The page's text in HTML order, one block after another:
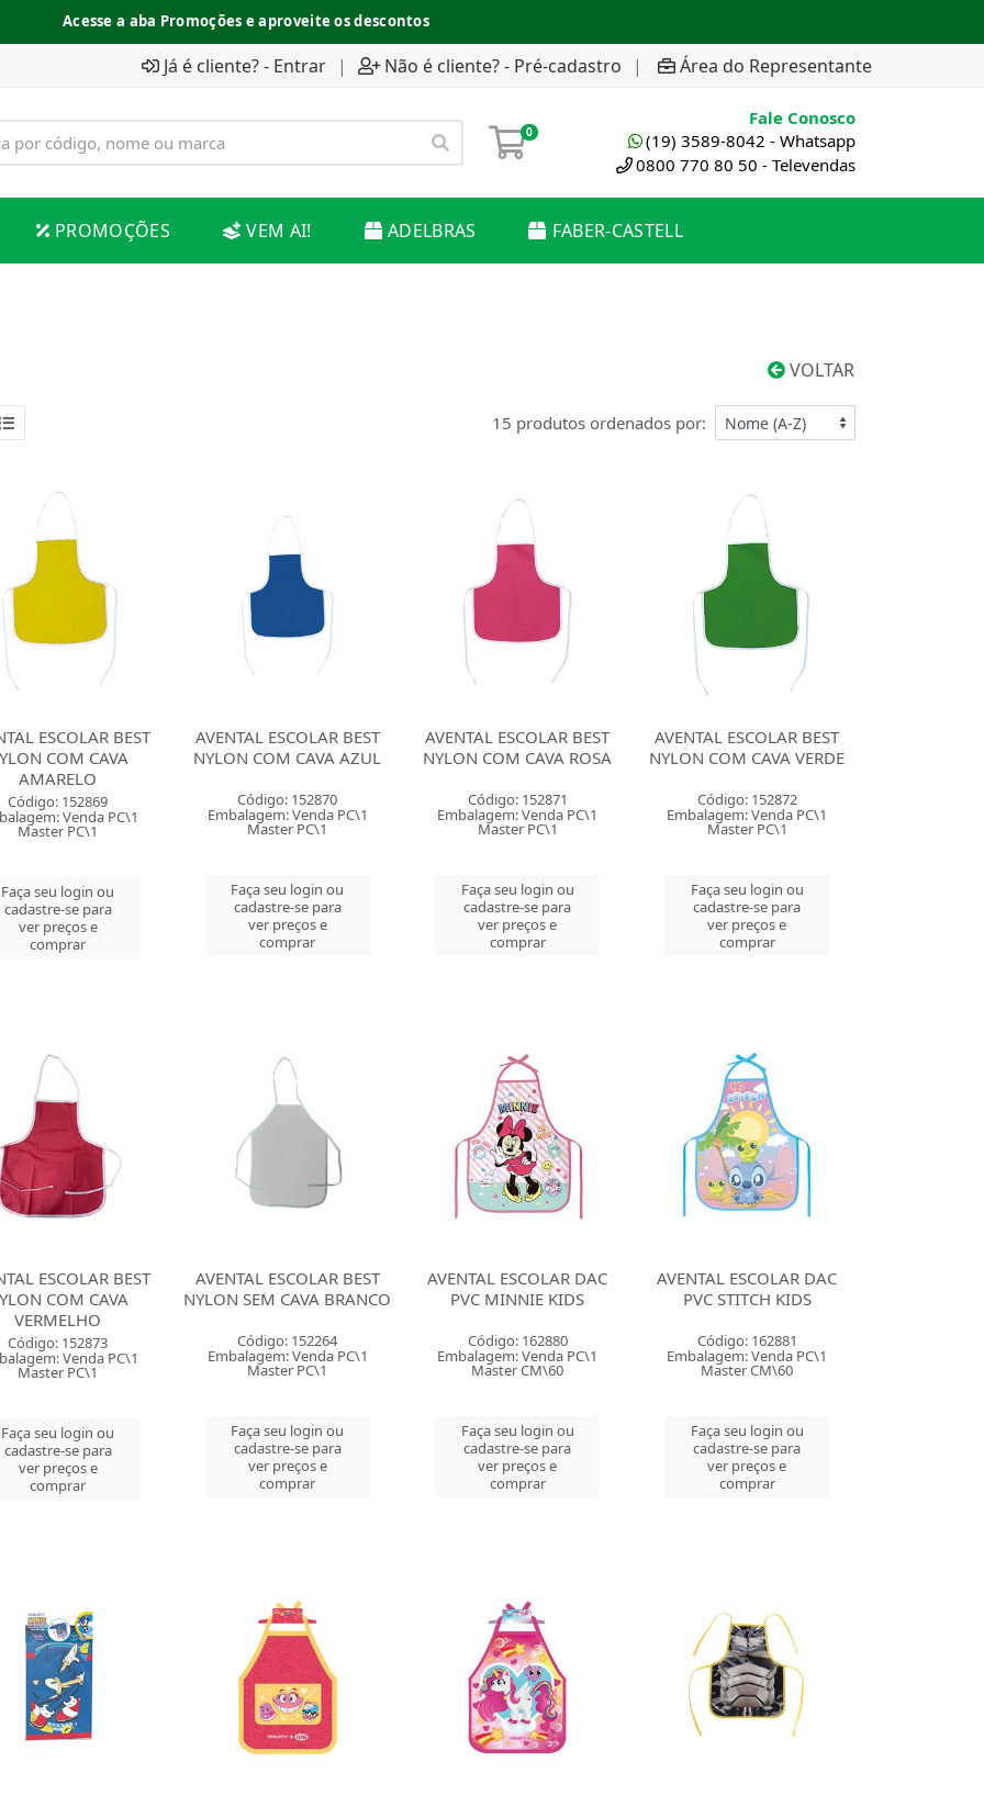
Acesse a aba Promoções e aproveite os descontos
Já é cliente? - Entrar | Não é cliente? - Pré-cadastro | Área do Representante
0
Fale Conosco
(19) 3589-8042 - Whatsapp
0800 770 80 50 - Televendas
PROMOÇÕES VEM AI! ADELBRAS FABER-CASTELL
VOLTAR
15 produtos ordenados por:
ESCOLAR BEST
COM CAVA
AMARELO
Código: 152869
Venda PC\1
Master PC\1
Faça seu login ou
cadastre-se para
ver preços e
comprar
AVENTAL ESCOLAR BEST
NYLON COM CAVA AZUL
Código: 152870
Embalagem: Venda PC\1
Master PC\1
Faça seu login ou
cadastre-se para
ver preços e
comprar
AVENTAL ESCOLAR BEST
NYLON COM CAVA ROSA
Código: 152871
Embalagem: Venda PC\1
Master PC\1
Faça seu login ou
cadastre-se para
ver preços e
comprar
AVENTAL ESCOLAR BEST
NYLON COM CAVA VERDE
Código: 152872
Embalagem: Venda PC\1
Master PC\1
Faça seu login ou
cadastre-se para
ver preços e
comprar
ESCOLAR BEST
COM CAVA
VERMELHO
Código: 152873
Venda PC\1
Master PC\1
Faça seu login ou
cadastre-se para
ver preços e
comprar
AVENTAL ESCOLAR BEST
NYLON SEM CAVA BRANCO
Código: 152264
Embalagem: Venda PC\1
Master PC\1
Faça seu login ou
cadastre-se para
ver preços e
comprar
AVENTAL ESCOLAR DAC
PVC MINNIE KIDS
Código: 162880
Embalagem: Venda PC\1
Master CM\60
Faça seu login ou
cadastre-se para
ver preços e
comprar
AVENTAL ESCOLAR DAC
PVC STITCH KIDS
Código: 162881
Embalagem: Venda PC\1
Master CM\60
Faça seu login ou
cadastre-se para
ver preços e
comprar